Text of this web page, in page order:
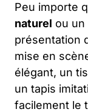
Peu importe
naturel ou un
présentation
mise en
élégant, un
un tapis
facilement le